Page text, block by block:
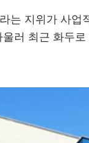
라는 지위가 사
러 최근 화두